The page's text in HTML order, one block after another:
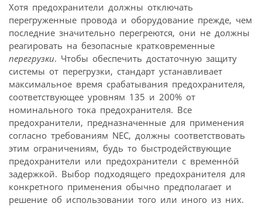
Хотя предохранители должны отключать
перегруженные провода и оборудование прежде, чем
последние значительно перегреются, они не должны
реагировать на безопасные кратко­временные
перегрузки. Чтобы обеспечить достаточную защиту
системы от перегрузки, стандарт устанавливает
максимальное время срабатывания предохранителя,
соответствующее уровням 135 и 200% от
номинального тока предохранителя. Все
предохранители, предназначенные для применения
согласно требованиям NEC, должны соответствовать
этим ограничениям, будь то быстродействующие
предохранители или предохранители с временнóй
задержкой. Выбор подходящего предохранителя для
конкретного применения обычно предполагает и
решение об использовании того или иного из них.